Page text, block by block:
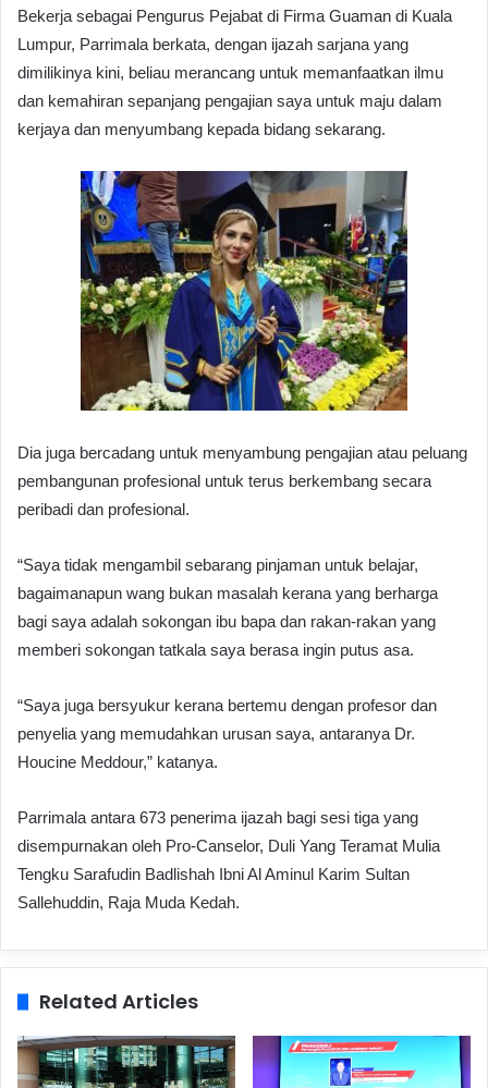
Bekerja sebagai Pengurus Pejabat di Firma Guaman di Kuala
Lumpur, Parrimala berkata, dengan ijazah sarjana yang
dimilikinya kini, beliau merancang untuk memanfaatkan ilmu
dan kemahiran sepanjang pengajian saya untuk maju dalam
kerjaya dan menyumbang kepada bidang sekarang.
Dia juga bercadang untuk menyambung pengajian atau peluang
pembangunan profesional untuk terus berkembang secara
peribadi dan profesional.
“Saya tidak mengambil sebarang pinjaman untuk belajar,
bagaimanapun wang bukan masalah kerana yang berharga
bagi saya adalah sokongan ibu bapa dan rakan-rakan yang
memberi sokongan tatkala saya berasa ingin putus asa.
“Saya juga bersyukur kerana bertemu dengan profesor dan
penyelia yang memudahkan urusan saya, antaranya Dr.
Houcine Meddour,” katanya.
Parrimala antara 673 penerima ijazah bagi sesi tiga yang
disempurnakan oleh Pro-Canselor, Duli Yang Teramat Mulia
Tengku Sarafudin Badlishah Ibni Al Aminul Karim Sultan
Sallehuddin, Raja Muda Kedah.
Related Articles